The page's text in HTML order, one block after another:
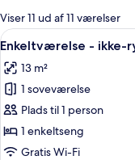
for
værelser
Viser 11 ud af 11 værelser
Indlæs
alle
billeder
af
Enkeltværelse
-
ikke-
4
Enkeltværelse - ikke-
13 m²
1 soveværelse
Plads til 1 person
1 enkeltseng
Gratis Wi-Fi